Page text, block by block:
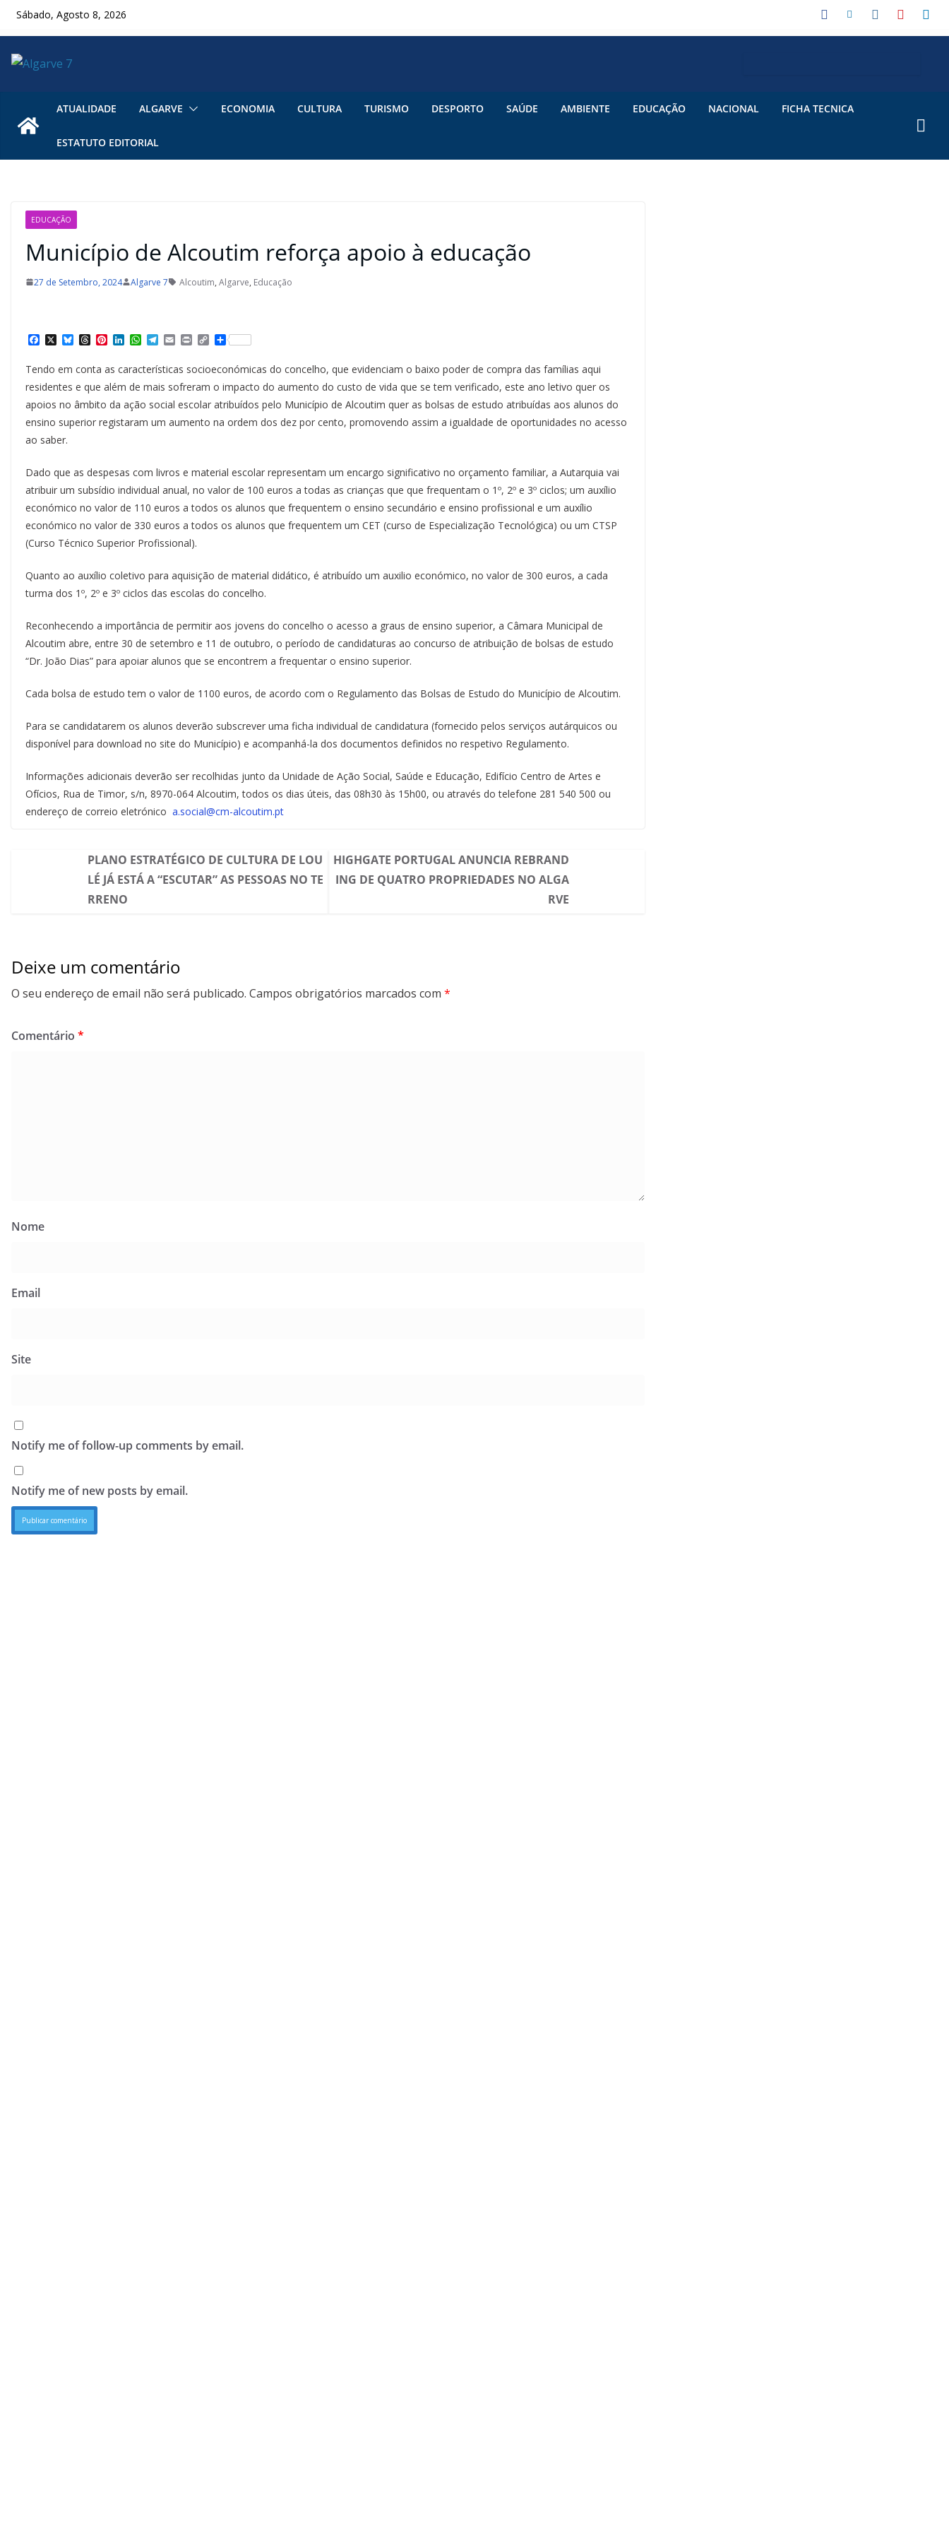
SkipSábado, Agosto 8, 2026
ATUALIDADE ALGARVE ECONOMIA CULTURA TURISMO DESPORTO SAÚDE AMBIENTE EDUCAÇÃO NACIONAL FICHA TECNICA
ESTATUTO EDITORIAL
EDUCAÇÃO
Município de Alcoutim reforça apoio à educação
27 de Setembro, 2024 Algarve 7 Alcoutim, Algarve, Educação
a
e
b
o
o
k
X B
e
s
k
y
T
h
r
e
a
d
s
P
t
e
r
e
s
t
L
k
e
d
I
n
W
h
a
t
s
A
p
p
T
e
e
g
r
a
m
E
m
i
l
P
n
t
C
o
y
L
i
n
k
S
h
r
e
Tendo em conta as características socioeconómicas do concelho, que evidenciam o baixo poder de compra das famílias aqui
residentes e que além de mais sofreram o impacto do aumento do custo de vida que se tem verificado, este ano letivo quer os
apoios no âmbito da ação social escolar atribuídos pelo Município de Alcoutim quer as bolsas de estudo atribuídas aos alunos do
ensino superior registaram um aumento na ordem dos dez por cento, promovendo assim a igualdade de oportunidades no acesso
ao saber.
Dado que as despesas com livros e material escolar representam um encargo significativo no orçamento familiar, a Autarquia vai
atribuir um subsídio individual anual, no valor de 100 euros a todas as crianças que que frequentam o 1º, 2º e 3º ciclos; um auxílio
económico no valor de 110 euros a todos os alunos que frequentem o ensino secundário e ensino profissional e um auxílio
económico no valor de 330 euros a todos os alunos que frequentem um CET (curso de Especialização Tecnológica) ou um CTSP
(Curso Técnico Superior Profissional).
Quanto ao auxílio coletivo para aquisição de material didático, é atribuído um auxilio económico, no valor de 300 euros, a cada
turma dos 1º, 2º e 3º ciclos das escolas do concelho.
Reconhecendo a importância de permitir aos jovens do concelho o acesso a graus de ensino superior, a Câmara Municipal de
Alcoutim abre, entre 30 de setembro e 11 de outubro, o período de candidaturas ao concurso de atribuição de bolsas de estudo
“Dr. João Dias” para apoiar alunos que se encontrem a frequentar o ensino superior.
Cada bolsa de estudo tem o valor de 1100 euros, de acordo com o Regulamento das Bolsas de Estudo do Município de Alcoutim.
Para se candidatarem os alunos deverão subscrever uma ficha individual de candidatura (fornecido pelos serviços autárquicos ou
disponível para download no site do Município) e acompanhá-la dos documentos definidos no respetivo Regulamento.
Informações adicionais deverão ser recolhidas junto da Unidade de Ação Social, Saúde e Educação, Edifício Centro de Artes e
Ofícios, Rua de Timor, s/n, 8970-064 Alcoutim, todos os dias úteis, das 08h30 às 15h00, ou através do telefone 281 540 500 ou
endereço de correio eletrónico a.social@cm-alcoutim.pt
PLANO ESTRATÉGICO DE CULTURA DE LOU
LÉ JÁ ESTÁ A “ESCUTAR” AS PESSOAS NO TE
RRENO
HIGHGATE PORTUGAL ANUNCIA REBRAND
ING DE QUATRO PROPRIEDADES NO ALGA
RVE
Deixe um comentário
O seu endereço de email não será publicado. Campos obrigatórios marcados com *
Comentário *
Nome
Email
Site
Notify me of follow-up comments by email.
Notify me of new posts by email.